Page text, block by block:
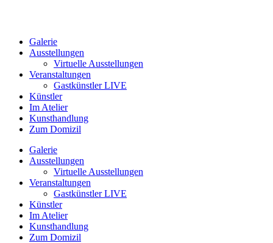
Galerie
Ausstellungen
Virtuelle Ausstellungen
Veranstaltungen
Gastkünstler LIVE
Künstler
Im Atelier
Kunsthandlung
Zum Domizil
Galerie
Ausstellungen
Virtuelle Ausstellungen
Veranstaltungen
Gastkünstler LIVE
Künstler
Im Atelier
Kunsthandlung
Zum Domizil